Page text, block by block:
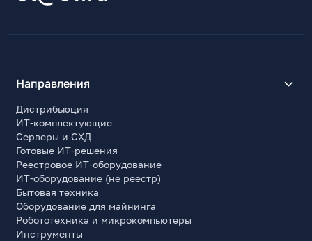
Направления
Дистрибьюция
ИТ-комплектующие
Серверы и СХД
Готовые ИТ-решения
Реестровое ИТ-оборудование
ИТ-оборудование (не реестр)
Бытовая техника
Оборудование для майнинга
Робототехника и микрокомпьютеры
Инструменты